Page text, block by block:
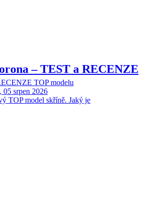
– TEST a RECENZE
TOP modelu
05 srpen 2026
TOP model skříně. Jaký je